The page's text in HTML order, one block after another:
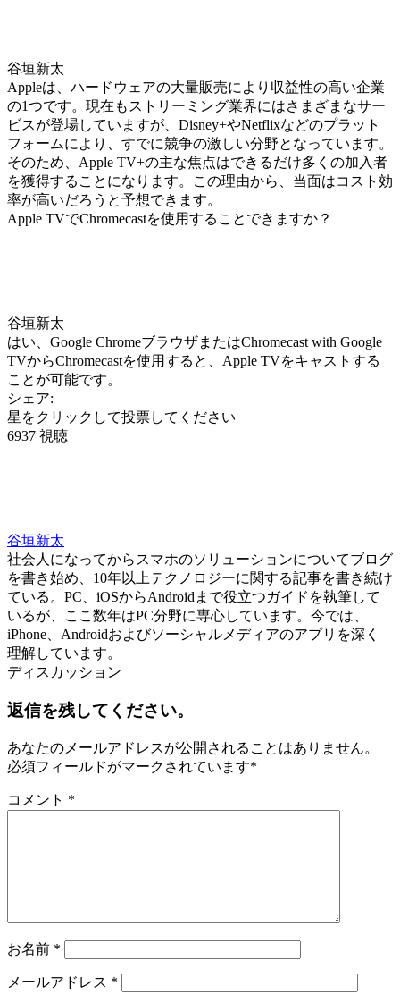
谷垣新太
Appleは、ハードウェアの大量販売により収益性の高い企業
の1つです。現在もストリーミング業界にはさまざまなサー
ビスが登場していますが、Disney+やNetflixなどのプラット
フォームにより、すでに競争の激しい分野となっています。
そのため、Apple TV+の主な焦点はできるだけ多くの加入者
を獲得することになります。この理由から、当面はコスト効
率が高いだろうと予想できます。
Apple TVでChromecastを使用することできますか？
谷垣新太
はい、Google ChromeブラウザまたはChromecast with Google
TVからChromecastを使用すると、Apple TVをキャストする
ことが可能です。
シェア:
星をクリックして投票してください
6937 視聴
谷垣新太
社会人になってからスマホのソリューションについてブログ
を書き始め、10年以上テクノロジーに関する記事を書き続け
ている。PC、iOSからAndroidまで役立つガイドを執筆して
いるが、ここ数年はPC分野に専心しています。今では、
iPhone、Androidおよびソーシャルメディアのアプリを深く
理解しています。
ディスカッション
返信を残してください。
あなたのメールアドレスが公開されることはありません。
必須フィールドがマークされています*
コメント *
お名前 *
メールアドレス *